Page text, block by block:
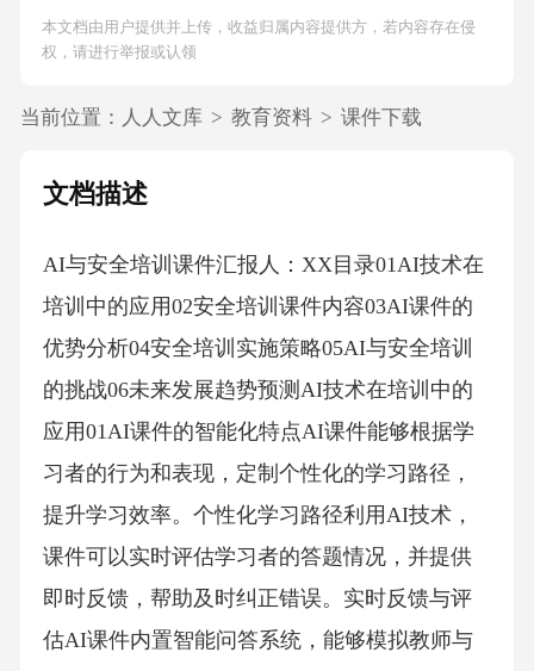
本文档由用户提供并上传，收益归属内容提供方，若内容存在侵
权，请进行举报或认领
当前位置： 人人文库 > 教育资料 > 课件下载
文档描述
AI与安全培训课件汇报人：XX目录01AI技术在
培训中的应用02安全培训课件内容03AI课件的
优势分析04安全培训实施策略05AI与安全培训
的挑战06未来发展趋势预测AI技术在培训中的
应用01AI课件的智能化特点AI课件能够根据学
习者的行为和表现，定制个性化的学习路径，
提升学习效率。个性化学习路径利用AI技术，
课件可以实时评估学习者的答题情况，并提供
即时反馈，帮助及时纠正错误。实时反馈与评
估AI课件内置智能问答系统，能够模拟教师与